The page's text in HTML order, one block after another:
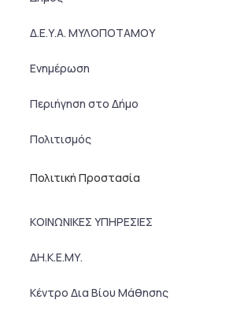
Δ.Ε.Υ.Α. ΜΥΛΟΠΟΤΑΜΟΥ
Ενημέρωση
Περιήγηση στο Δήμο
Πολιτισμός
Πολιτική Προστασία
ΚΟΙΝΩΝΙΚΕΣ ΥΠΗΡΕΣΙΕΣ
ΔΗ.Κ.Ε.ΜΥ.
Κέντρο Δια Βίου Μάθησης